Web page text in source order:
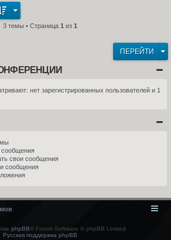
3 темы • Страница 1 из 1
ПЕРЕЙТИ
нет зарегистрированных пользователей и 1
сообщения
свои сообщения
сообщения
phpBB® Forum Software © phpBB Limited
Русская поддержка phpBB